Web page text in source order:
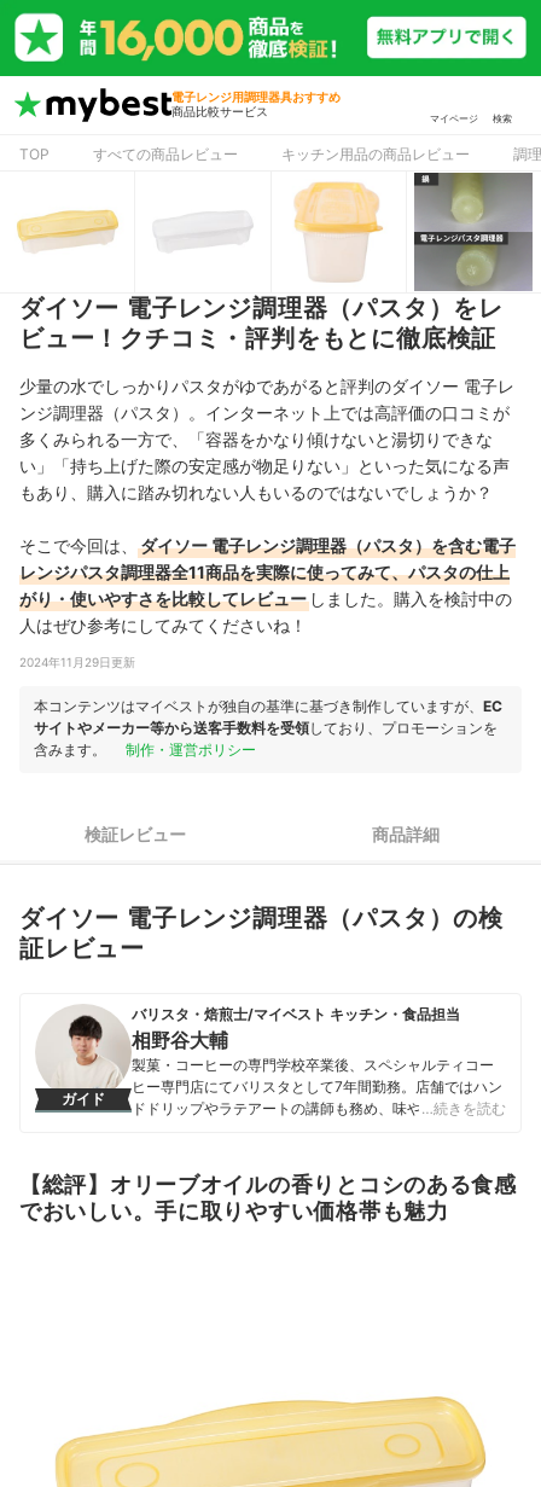
電子レンジ用調理器具おすすめ
商品比較サービス
マイページ 検索
TOP すべての商品レビュー キッチン用品の商品レビュー 調
ダイソー 電子レンジ調理器（パスタ）をレ
ビュー！クチコミ・評判をもとに徹底検証
少量の水でしっかりパスタがゆであがると評判のダイソー 電子レ
ンジ調理器（パスタ）。インターネット上では高評価の口コミが
多くみられる一方で、「容器をかなり傾けないと湯切りできな
い」「持ち上げた際の安定感が物足りない」といった気になる声
もあり、購入に踏み切れない人もいるのではないでしょうか？
そこで今回は、
ダイソー 電子レンジ調理器（パスタ）を含む電子
レンジパスタ調理器全11商品を実際に使ってみて、パスタの仕上
がり・使いやすさを比較してレビュー しました。購入を検討中の
人はぜひ参考にしてみてくださいね！
2024年11月29日更新
本コンテンツはマイベストが独自の基準に基づき制作していますが、 EC
サイトやメーカー等から送客手数料を受領しており、プロモーションを
含みます。
制作・運営ポリシー
検証レビュー 商品詳細
ダイソー 電子レンジ調理器（パスタ）の検
証レビュー
ガイド
バリスタ・焙煎士/マイベスト キッチン・食品担当
相野谷大輔
製菓・コーヒーの専門学校卒業後、スペシャルティコー
ヒー専門店にてバリスタとして7年間勤務。店舗ではハン
ドドリップやラテアートの講師も務め、味や香りへの繊
調理器具やキッチン雑貨、食品・ドリンク、ギフトアイ
テムなど、食まわり全般の商材の比較検証を担当。「ユ
ーザーの立場に立って考える」をモットーに、日々の業
…続きを読む
【総評】オリーブオイルの香りとコシのある食感
でおいしい。手に取りやすい価格帯も魅力